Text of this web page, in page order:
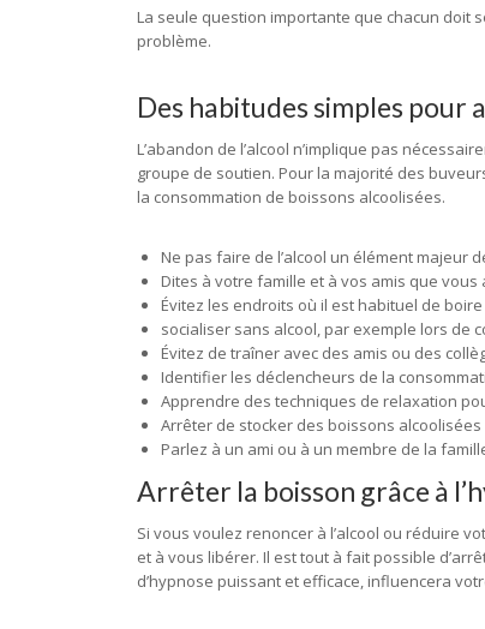
La seule question importante que chacun doit
problème.
Des habitudes simples pour
L’abandon de l’alcool n’implique pas
groupe de soutien. Pour la majorité des
la consommation de boissons alcoolisées.
Ne pas faire de l’alcool un élément majeur
Dites à votre famille et à vos amis que vous
Évitez les endroits où il est habituel de
socialiser sans alcool, par exemple lors de
Évitez de traîner avec des amis ou des
Identifier les déclencheurs de la
Apprendre des techniques de relaxation
Arrêter de stocker des boissons alcoolisées
Parlez à un ami ou à un membre de la
Arrêter la boisson grâce à
Si vous voulez renoncer à l’alcool ou réduire
et à vous libérer. Il est tout à fait possible
d’hypnose puissant et efficace, influencera